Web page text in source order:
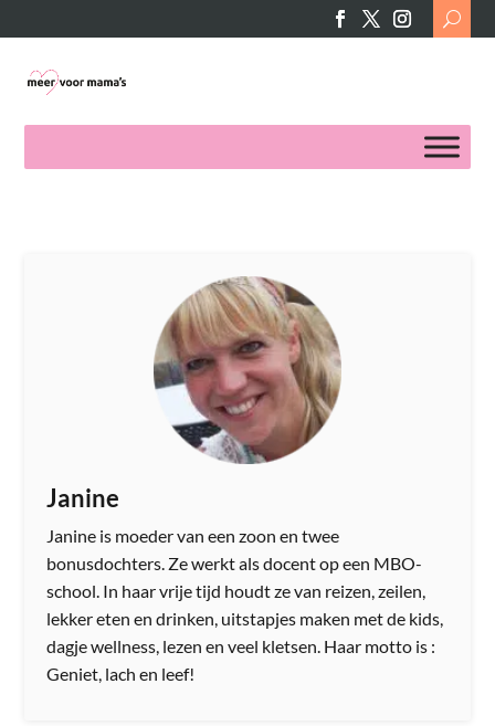
Search
for:
Janine
Janine is moeder van een zoon en twee
bonusdochters. Ze werkt als docent op een MBO-
school. In haar vrije tijd houdt ze van reizen, zeilen,
lekker eten en drinken, uitstapjes maken met de kids,
dagje wellness, lezen en veel kletsen. Haar motto is :
Geniet, lach en leef!